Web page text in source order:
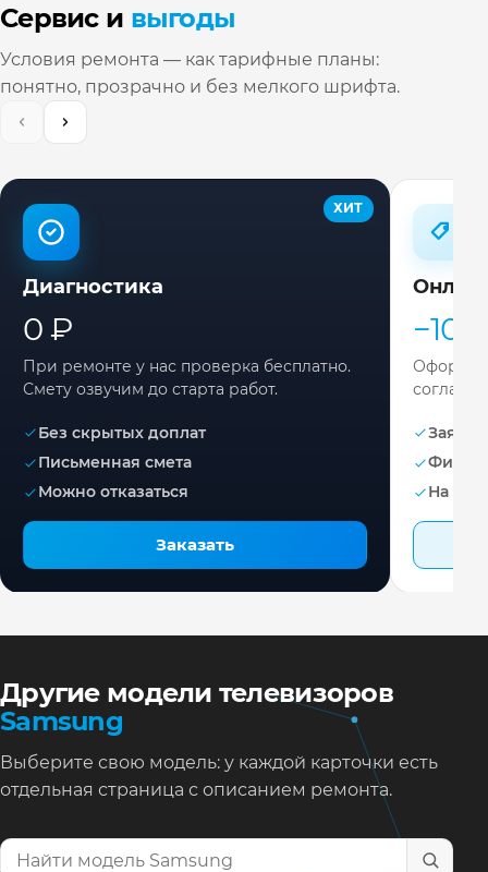
Сервис и выгоды
Условия ремонта — как тарифные планы:
понятно, прозрачно и без мелкого шрифта.
ХИТ
Диагностика
0 ₽
При ремонте у нас проверка бесплатно.
Смету озвучим до старта работ.
Без скрытых доплат
Письменная смета
Можно отказаться
Заказать
−10%
Заявка
На
Другие модели телевизоров
Samsung
Выберите свою модель: у каждой карточки есть
отдельная страница с описанием ремонта.